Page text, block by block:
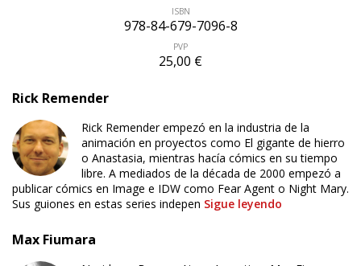
ISBN
978-84-679-7096-8
PVP
25,00 €
Rick Remender
Rick Remender empezó en la industria de la
animación en proyectos como El gigante de hierro
o Anastasia, mientras hacía cómics en su tiempo
libre. A mediados de la década de 2000 empezó a
publicar cómics en Image e IDW como Fear Agent o Night Mary.
Sus guiones en estas series indepen Sigue leyendo
Max Fiumara